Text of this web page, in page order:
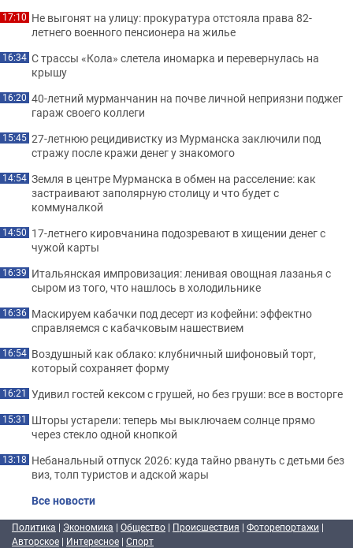
17:10 Не выгонят на улицу: прокуратура отстояла права 82-
летнего военного пенсионера на жилье
16:34 С трассы «Кола» слетела иномарка и перевернулась на
крышу
16:20 40-летний мурманчанин на почве личной неприязни поджег
гараж своего коллеги
15:45 27-летнюю рецидивистку из Мурманска заключили под
стражу после кражи денег у знакомого
14:54 Земля в центре Мурманска в обмен на расселение: как
застраивают заполярную столицу и что будет с
коммуналкой
14:50 17-летнего кировчанина подозревают в хищении денег с
чужой карты
16:39 Итальянская импровизация: ленивая овощная лазанья с
сыром из того, что нашлось в холодильнике
16:36 Маскируем кабачки под десерт из кофейни: эффектно
справляемся с кабачковым нашествием
16:54 Воздушный как облако: клубничный шифоновый торт,
который сохраняет форму
16:21 Удивил гостей кексом с грушей, но без груши: все в восторге
15:31 Шторы устарели: теперь мы выключаем солнце прямо
через стекло одной кнопкой
13:18 Небанальный отпуск 2026: куда тайно рвануть с детьми без
виз, толп туристов и адской жары
Все новости
Политика | Экономика | Общество | Происшествия | Фоторепортажи |
Авторское | Интересное | Спорт